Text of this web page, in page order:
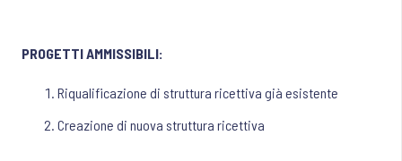
PROGETTI AMMISSIBILI:
Riqualificazione di struttura ricettiva già esistente
Creazione di nuova struttura ricettiva